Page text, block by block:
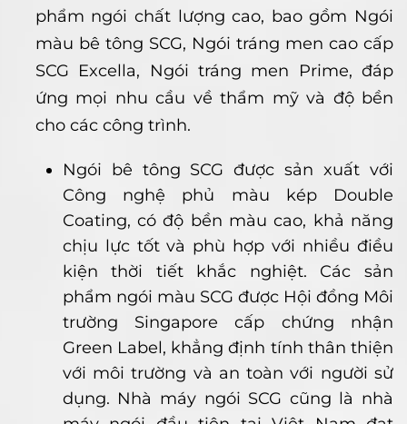
phẩm ngói chất lượng cao, bao gồm Ngói
màu bê tông SCG, Ngói tráng men cao cấp
SCG Excella, Ngói tráng men Prime, đáp
ứng mọi nhu cầu về thẩm mỹ và độ bền
cho các công trình.
Ngói bê tông SCG được sản xuất với
Công nghệ phủ màu kép Double
Coating, có độ bền màu cao, khả năng
chịu lực tốt và phù hợp với nhiều điều
kiện thời tiết khắc nghiệt. Các sản
phẩm ngói màu SCG được Hội đồng Môi
trường Singapore cấp chứng nhận
Green Label, khẳng định tính thân thiện
với môi trường và an toàn với người sử
dụng. Nhà máy ngói SCG cũng là nhà